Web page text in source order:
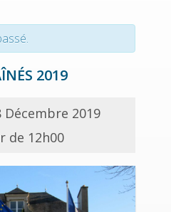
2019
Décembre 2019
de 12h00